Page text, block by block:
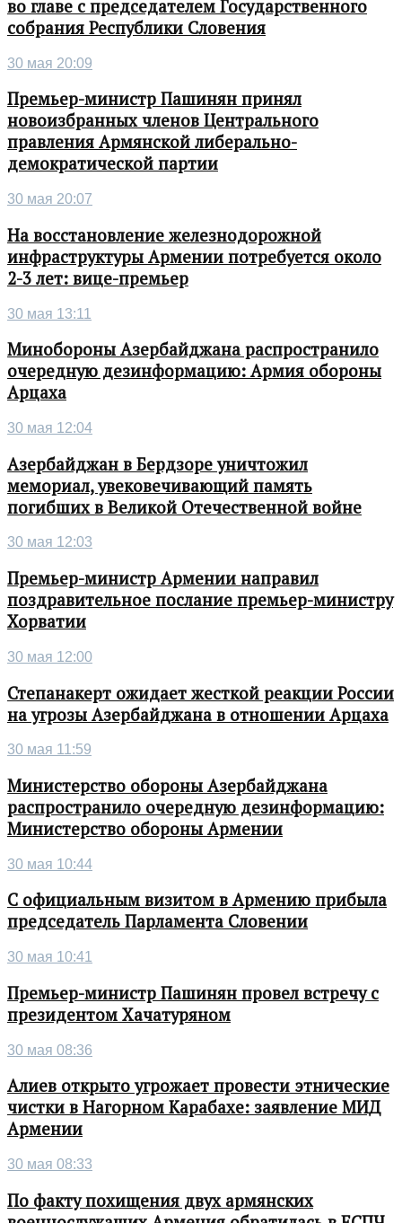
во главе с председателем Государственного
собрания Республики Словения
30 мая 20:09
Премьер-министр Пашинян принял
новоизбранных членов Центрального
правления Армянской либерально-
демократической партии
30 мая 20:07
На восстановление железнодорожной
инфраструктуры Армении потребуется около
2-3 лет: вице-премьер
30 мая 13:11
Минобороны Азербайджана распространило
очередную дезинформацию: Армия обороны
Арцаха
30 мая 12:04
Азербайджан в Бердзоре уничтожил
мемориал, увековечивающий память
погибших в Великой Отечественной войне
30 мая 12:03
Премьер-министр Армении направил
поздравительное послание премьер-министру
Хорватии
30 мая 12:00
Степанакерт ожидает жесткой реакции России
на угрозы Азербайджана в отношении Арцаха
30 мая 11:59
Министерство обороны Азербайджана
распространило очередную дезинформацию:
Министерство обороны Армении
30 мая 10:44
С официальным визитом в Армению прибыла
председатель Парламента Словении
30 мая 10:41
Премьер-министр Пашинян провел встречу с
президентом Хачатуряном
30 мая 08:36
Алиев открыто угрожает провести этнические
чистки в Нагорном Карабахе: заявление МИД
Армении
30 мая 08:33
По факту похищения двух армянских